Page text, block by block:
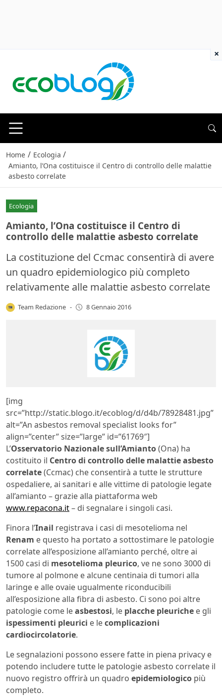
Home / Ecologia /
Amianto, l’Ona costituisce il Centro di controllo delle malattie
asbesto correlate
Ecologia
Amianto, l’Ona costituisce il Centro di
controllo delle malattie asbesto correlate
La costituzione del Ccmac consentirà di avere
un quadro epidemiologico più completo
relativamente alle malattie asbesto correlate
Team Redazione - 8 Gennaio 2016
[img
src=”http://static.blogo.it/ecoblog/d/d4b/78928481.jpg”
alt=”An asbestos removal specialist looks for”
align=”center” size=”large” id=”61769″]
L’Osservatorio Nazionale sull’Amianto(Ona) ha
costituito il Centro di controllo delle malattie asbesto
correlate(Ccmac) che consentirà a tutte le strutture
ospedaliere, ai sanitari e alle vittime di patologie legate
all’amianto – grazie alla piattaforma web
www.repacona.it– di segnalare i singoli casi.
Finora l’Inail registrava i casi di mesotelioma nel
Renam e questo ha portato a sottostimare le patologie
correlate all’esposizione all’amianto perché, oltre ai
1500 casi di mesotelioma pleurico, ve ne sono 3000 di
tumore al polmone e alcune centinaia di tumori alla
laringe e alle ovaie ugualmente riconducibili
all’esposizione alla fibra di asbesto. Ci sono poi altre
patologie come leasbestosi, le placche pleuriche e gli
ispessimenti pleurici e lecomplicazioni
cardiocircolatorie.
Le segnalazioni possono essere fatte in piena privacy e
potendo includere tutte le patologie asbesto correlate il
nuovo registro offrirà un quadro epidemiologico più
completo.
×